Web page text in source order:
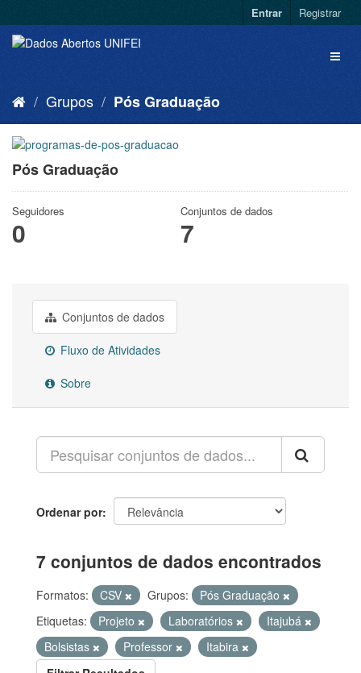
Entrar Registrar
Grupos Pós Graduação
Pós Graduação
Seguidores
0
Conjuntos de dados
7
Conjuntos de dados
Fluxo de Atividades
Sobre
Ordenar por
7 conjuntos de dados encontrados
Formatos: CSV Grupos:
Pós Graduação
Etiquetas:
Projeto Laboratórios
Itajubá
Bolsistas
Professor
Itabira